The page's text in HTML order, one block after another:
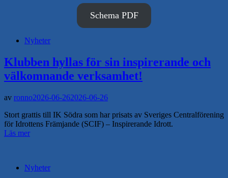
Schema PDF
Nyheter
Klubben hyllas för sin inspirerande och
välkomnande verksamhet!
av ronno2026-06-262026-06-26
Stort grattis till IK Södra som har prisats av Sveriges Centralförening
för Idrottens Främjande (SCIF) – Inspirerande Idrott.
Läs mer
Nyheter